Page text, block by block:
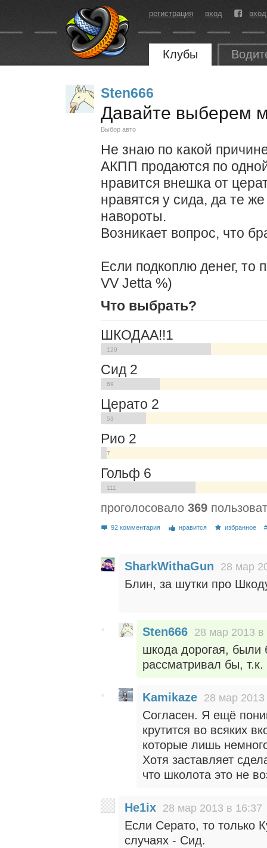
регистрация вход
Клубы
Sten666
Давайте выберем
Выбор авто
Не знаю по какой
АКПП продаются по
нравится внешка от
нравятся у сида, да те
навороты.
Возникает вопрос, что
Если подкоплю денег, то
VV Jetta %)
Что выбрать?
ШКОДАА!!1
129
Сид 2
69
Церато 2
53
Рио 2
7
Гольф 6
111
проголосовало 369
92 комментария нравится избранное
SharkWithaGun 28 мар
Блин, за шутки про
Sten666 28 мар 2013 в
шкода дорогая, были
рассматривал бы,
Kamikaze 28 мар
Согласен. Я ещё
крутится во всяких
которые лишь
Хотя заставляет
что школота это не
He1ix 28 мар 2013 в 16:37
Если Серато, то только
случаях - Сид.